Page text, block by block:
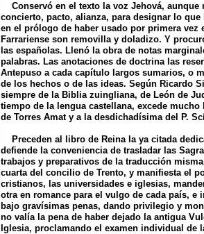
Conservó en el texto la voz Jehová, aunque
concierto, pacto, alianza, para designar lo
en el prólogo de haber usado por primera
Farrariense son removilla y doladizo. Y
las españolas. Llenó la obra de notas
palabras. Las anotaciones de doctrina las
Antepuso a cada capítulo largos sumarios, o
de los hechos o de las ideas. Según Ricardo
siempre de la Biblia zuingliana, de León de
tiempo de la lengua castellana, excede
de Torres Amat y a la desdichadísima del P.
Preceden al libro de Reina la ya citada
defiende la conveniencia de trasladar las
trabajos y preparativos de la traducción
cuarta del concilio de Trento, y manifiesta el
cristianos, las universidades e iglesias,
otra en romance para el vulgo de cada país,
bajo gravísimas penas, dando privilegio y
no valía la pena de haber dejado la antigua
Iglesia, proclamando el examen individual de